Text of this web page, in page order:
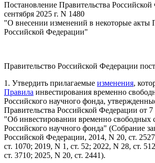
Постановление Правительства
сентября 2025 г. N 1480
"О внесении изменений в некоторые акты
Российской Федерации"
Правительство Российской Федерации
1. Утвердить прилагаемые изменения,
Правила инвестирования временно
Российского научного фонда,
Правительства Российской Федерации от 7
"Об инвестировании временно свободных
Российского научного фонда" (Собрание
Российской Федерации, 2014, N 20, ст.
ст. 1070; 2019, N 1, ст. 52; 2022, N 28, ст.
ст. 3710; 2025, N 20, ст. 2441).